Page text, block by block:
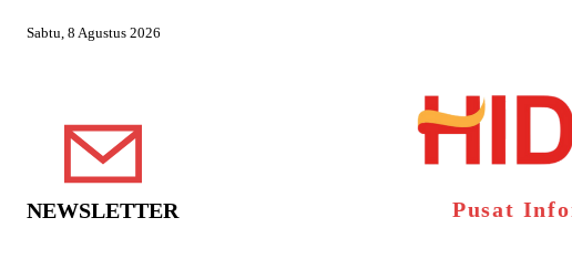
Sabtu, 8 Agustus 2026
NEWSLETTER Pusat